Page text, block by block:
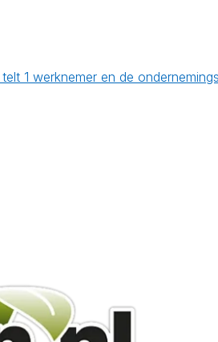
1 werknemer en de